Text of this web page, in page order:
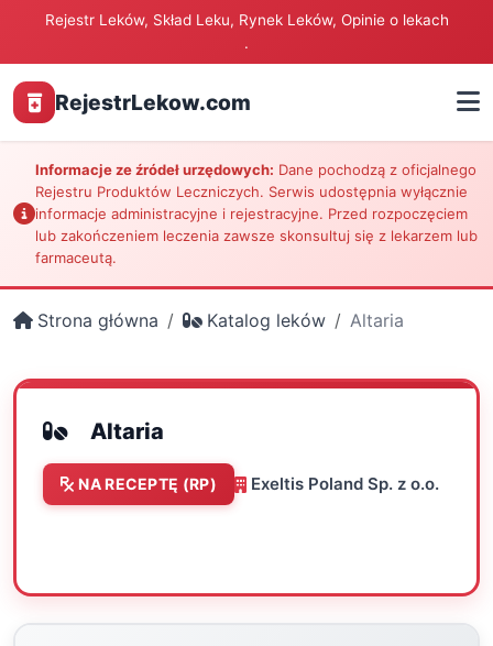
Rejestr Leków, Skład Leku, Rynek Leków, Opinie o lekach
.
RejestrLekow.com
Informacje ze źródeł urzędowych: Dane pochodzą z oficjalnego
Rejestru Produktów Leczniczych. Serwis udostępnia wyłącznie
informacje administracyjne i rejestracyjne. Przed rozpoczęciem
lub zakończeniem leczenia zawsze skonsultuj się z lekarzem lub
farmaceutą.
Strona główna Katalog leków Altaria
Altaria
NA RECEPTĘ (RP) Exeltis Poland Sp. z o.o.